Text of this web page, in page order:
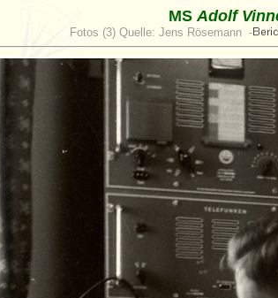
MSAdolf
Fotos (3) Quelle: Jens Rösemann -